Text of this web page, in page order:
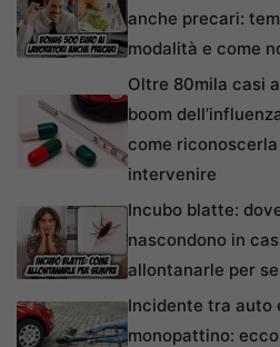
anche precari:
modalità e come
Oltre 80mila casi
boom
come
intervenire
Incubo blatte:
nascondono in
allontanarle per
Incidente tra auto
monopattino: